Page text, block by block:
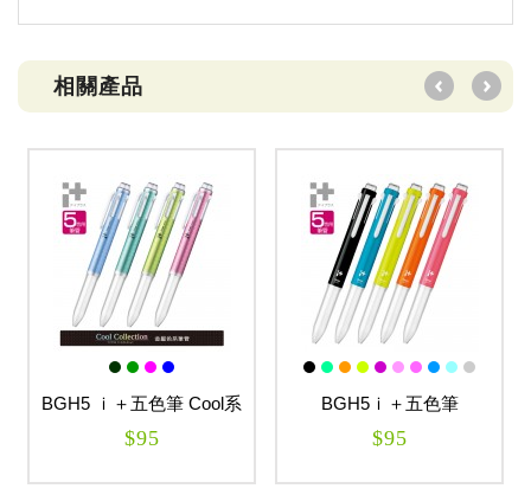
相關產品
BGH5 ｉ＋五色筆 Cool系
列
$95
BGH5ｉ＋五色筆
$95